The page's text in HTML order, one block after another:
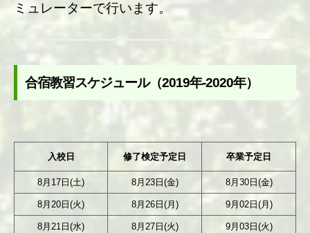
ミュレーターで行います。
合宿教習スケジュール（2019年-2020年）
入校日 修了検定予定日 卒業予定日
8月17日(土) 8月23日(金) 8月30日(金)
8月20日(火) 8月26日(月) 9月02日(月)
8月21日(水) 8月27日(火) 9月03日(火)